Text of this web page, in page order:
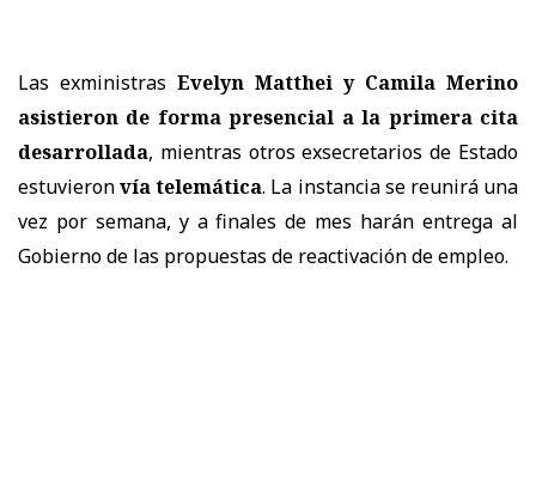
Las exministras Evelyn Matthei y Camila Merino
asistieron de forma presencial a la primera cita
desarrollada, mientras otros exsecretarios de Estado
estuvieronvía telemática. La instancia se reunirá una
vez por semana, y a finales de mes harán entrega al
Gobierno de las propuestas de reactivación de empleo.